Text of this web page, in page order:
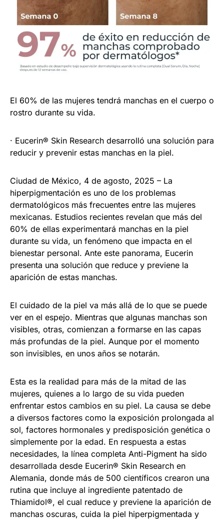
El 60% de las mujeres tendrá manchas en el cuerpo o
rostro durante su vida.
· Eucerin® Skin Research desarrolló una solución para
reducir y prevenir estas manchas en la piel.
Ciudad de México, 4 de agosto, 2025 – La
hiperpigmentación es uno de los problemas
dermatológicos más frecuentes entre las mujeres
mexicanas. Estudios recientes revelan que más del
60% de ellas experimentará manchas en la piel
durante su vida, un fenómeno que impacta en el
bienestar personal. Ante este panorama, Eucerin
presenta una solución que reduce y previene la
aparición de estas manchas.
El cuidado de la piel va más allá de lo que se puede
ver en el espejo. Mientras que algunas manchas son
visibles, otras, comienzan a formarse en las capas
más profundas de la piel. Aunque por el momento
son invisibles, en unos años se notarán.
Esta es la realidad para más de la mitad de las
mujeres, quienes a lo largo de su vida pueden
enfrentar estos cambios en su piel. La causa se debe
a diversos factores como la exposición prolongada al
sol, factores hormonales y predisposición genética o
simplemente por la edad. En respuesta a estas
necesidades, la línea completa Anti-Pigment ha sido
desarrollada desde Eucerin® Skin Research en
Alemania, donde más de 500 científicos crearon una
rutina que incluye al ingrediente patentado de
Thiamidol®, el cual reduce y previene la aparición de
manchas oscuras, cuida la piel hiperpigmentada y